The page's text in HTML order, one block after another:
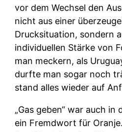
vor dem Wechsel den
nicht aus einer
Drucksituation, sondern
individuellen Stärke von
man meckern, als
durfte man sogar noch
stand alles wieder auf
„Gas geben“ war auch
ein Fremdwort für